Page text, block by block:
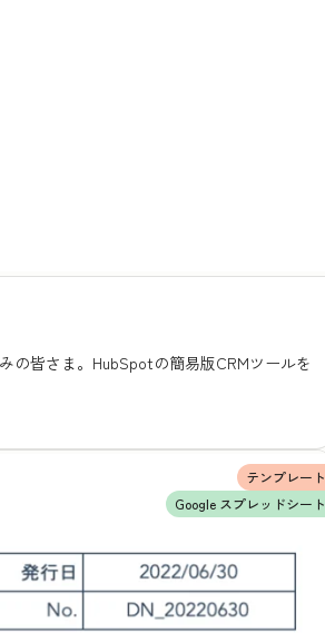
の皆さま。HubSpotの簡易版CRMツールを
テンプレート
Google スプレッドシート